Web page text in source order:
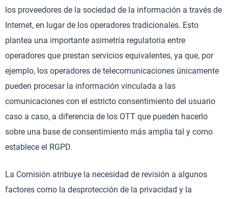
los proveedores de la sociedad de la información a través de
Internet, en lugar de los operadores tradicionales. Esto
plantea una importante asimetría regulatoria entre
operadores que prestan servicios equivalentes, ya que, por
ejemplo, los operadores de telecomunicaciones únicamente
pueden procesar la información vinculada a las
comunicaciones con el estricto consentimiento del usuario
caso a caso, a diferencia de los OTT que pueden hacerlo
sobre una base de consentimiento más amplia tal y como
establece el RGPD.
La Comisión atribuye la necesidad de revisión a algunos
factores como la desprotección de la privacidad y la